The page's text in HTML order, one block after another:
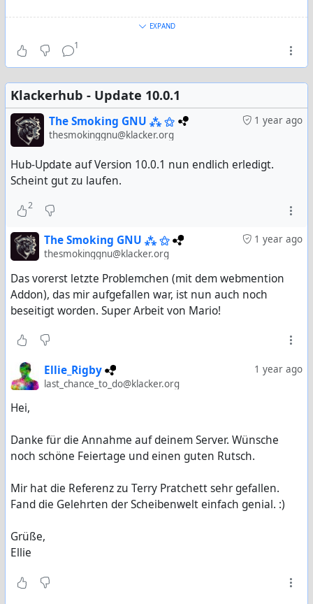
This will allow us to determine whether the issue relates
to my hub (or the combination of your channel and my
hub), or whether there is something wrong with your
channel.
We’ll sort it out! ;-)
EXPAND
1
Klackerhub - Update 10.0.1
1 year ago
The Smoking GNU ⁂ ⚝
thesmokinggnu@klacker.org
Hub-Update auf Version 10.0.1 nun endlich erledigt.
Scheint gut zu laufen.
2
1 year ago
The Smoking GNU ⁂ ⚝
thesmokinggnu@klacker.org
Das vorerst letzte Problemchen (mit dem webmention
Addon), das mir aufgefallen war, ist nun auch noch
beseitigt worden. Super Arbeit von Mario!
1 year ago
Ellie_Rigby
last_chance_to_do@klacker.org
Hei,
Danke für die Annahme auf deinem Server. Wünsche
noch schöne Feiertage und einen guten Rutsch.
Mir hat die Referenz zu Terry Pratchett sehr gefallen.
Fand die Gelehrten der Scheibenwelt einfach genial. :)
Grüße,
Ellie